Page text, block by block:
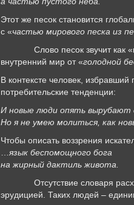
Этот же песок становится
с «частью мирового песка из
Слово песок звучит как
внутренний мир от «голодной
В контексте человек, избравший
потребительские тенденции:
И новые люди опять вырубают
Но я не умею молиться, как
Чтобы описать воззрения
…язык беспомощного бога
на жирный дактиль живота.
Отсутствие словаря
эрудицией. Таких людей –